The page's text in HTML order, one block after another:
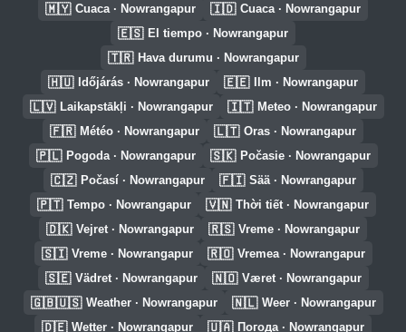
🇲🇾 Cuaca · Nowrangapur 🇮🇩 Cuaca · Nowrangapur
🇪🇸 El tiempo · Nowrangapur
🇹🇷 Hava durumu · Nowrangapur
🇭🇺 Időjárás · Nowrangapur 🇪🇪 Ilm · Nowrangapur
🇱🇻 Laikapstākļi · Nowrangapur 🇮🇹 Meteo · Nowrangapur
🇫🇷 Météo · Nowrangapur 🇱🇹 Oras · Nowrangapur
🇵🇱 Pogoda · Nowrangapur 🇸🇰 Počasie · Nowrangapur
🇨🇿 Počasí · Nowrangapur 🇫🇮 Sää · Nowrangapur
🇵🇹 Tempo · Nowrangapur 🇻🇳 Thời tiết · Nowrangapur
🇩🇰 Vejret · Nowrangapur 🇷🇸 Vreme · Nowrangapur
🇸🇮 Vreme · Nowrangapur 🇷🇴 Vremea · Nowrangapur
🇸🇪 Vädret · Nowrangapur 🇳🇴 Været · Nowrangapur
🇬🇧🇺🇸 Weather · Nowrangapur 🇳🇱 Weer · Nowrangapur
🇩🇪 Wetter · Nowrangapur 🇺🇦 Погода · Nowrangapur